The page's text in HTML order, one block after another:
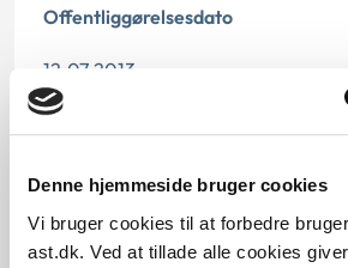
Denne hjemmeside bruger cookies
Vi bruger cookies til at forbedre
ast.dk. Ved at tillade alle cookies
Offentliggørelsesdato
12.07.2013
Paragraf
§ 11 § 42
Journalnummer